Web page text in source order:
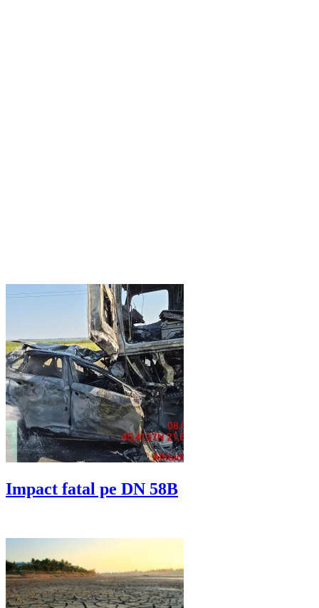
Impact fatal pe DN 58B